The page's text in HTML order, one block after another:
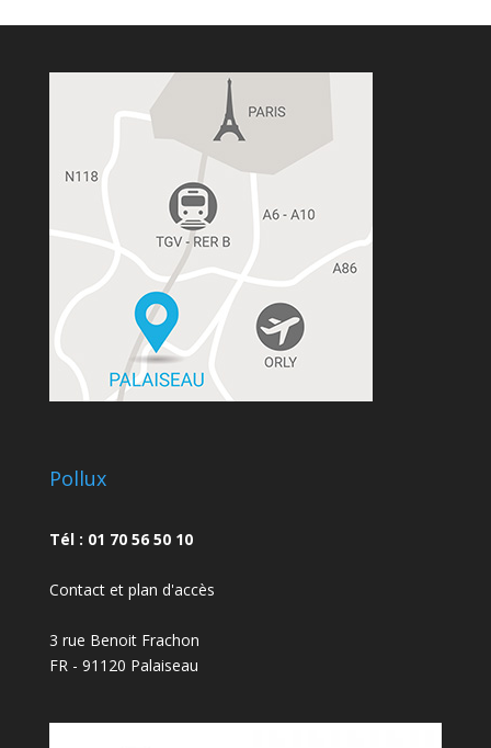
Pollux
Tél : 01 70 56 50 10
Contact et plan d'accès
3 rue Benoit Frachon
FR - 91120 Palaiseau